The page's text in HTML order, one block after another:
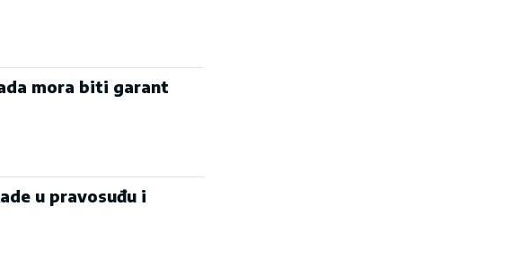
mora biti garant
u pravosuđu i